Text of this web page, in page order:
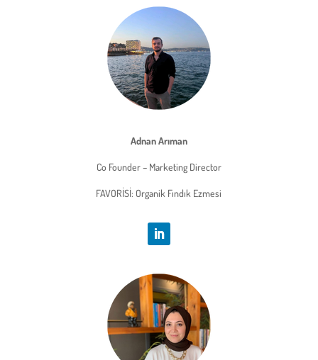
Adnan Arıman
Co Founder – Marketing Director
FAVORİSİ: Organik Fındık Ezmesi